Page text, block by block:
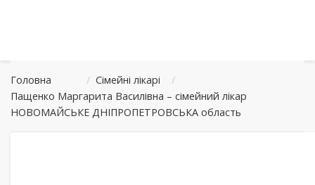
Головна / Сімейні лікарі
/
Пащенко Маргарита Василівна – сімейний лікар
НОВОМАЙСЬКЕ ДНІПРОПЕТРОВСЬКА область